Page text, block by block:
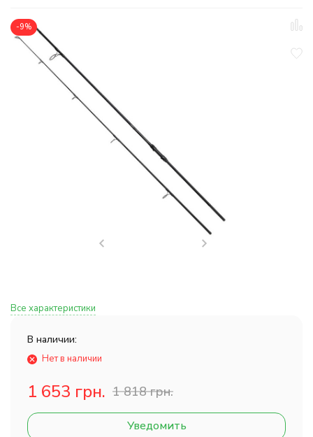
-9%
Все характеристики
В наличии:
Нет в наличии
1 653 грн. 1 818 грн.
Уведомить